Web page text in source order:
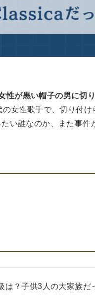
性が黒い帽子の男に切
女性歌手で、切り付け
い誰なのか、また事件
は？子供3人の大家族だ